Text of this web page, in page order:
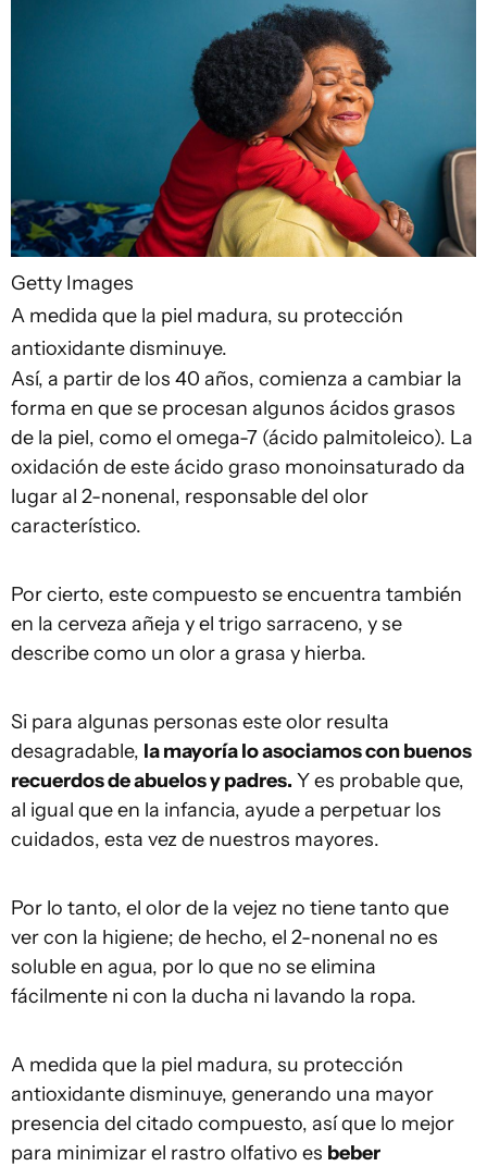
Getty Images
A medida que la piel madura, su protección
antioxidante disminuye.
Así, a partir de los 40 años, comienza a cambiar la
forma en que se procesan algunos ácidos grasos
de la piel, como el omega-7 (ácido palmitoleico). La
oxidación de este ácido graso monoinsaturado da
lugar al 2-nonenal, responsable del olor
característico.
Por cierto, este compuesto se encuentra también
en la cerveza añeja y el trigo sarraceno, y se
describe como un olor a grasa y hierba.
Si para algunas personas este olor resulta
desagradable, la mayoría lo asociamos con buenos
recuerdos de abuelos y padres. Y es probable que,
al igual que en la infancia, ayude a perpetuar los
cuidados, esta vez de nuestros mayores.
Por lo tanto, el olor de la vejez no tiene tanto que
ver con la higiene; de hecho, el 2-nonenal no es
soluble en agua, por lo que no se elimina
fácilmente ni con la ducha ni lavando la ropa.
A medida que la piel madura, su protección
antioxidante disminuye, generando una mayor
presencia del citado compuesto, así que lo mejor
para minimizar el rastro olfativo es beber